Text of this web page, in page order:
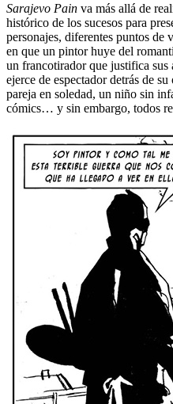
Sarajevo Pain va más allá de
histórico de los sucesos para
personajes, diferentes puntos de
en que un pintor huye del
un francotirador que justifica
ejerce de espectador detrás de
pareja en soledad, un niño sin
cómics… y sin embargo, todos